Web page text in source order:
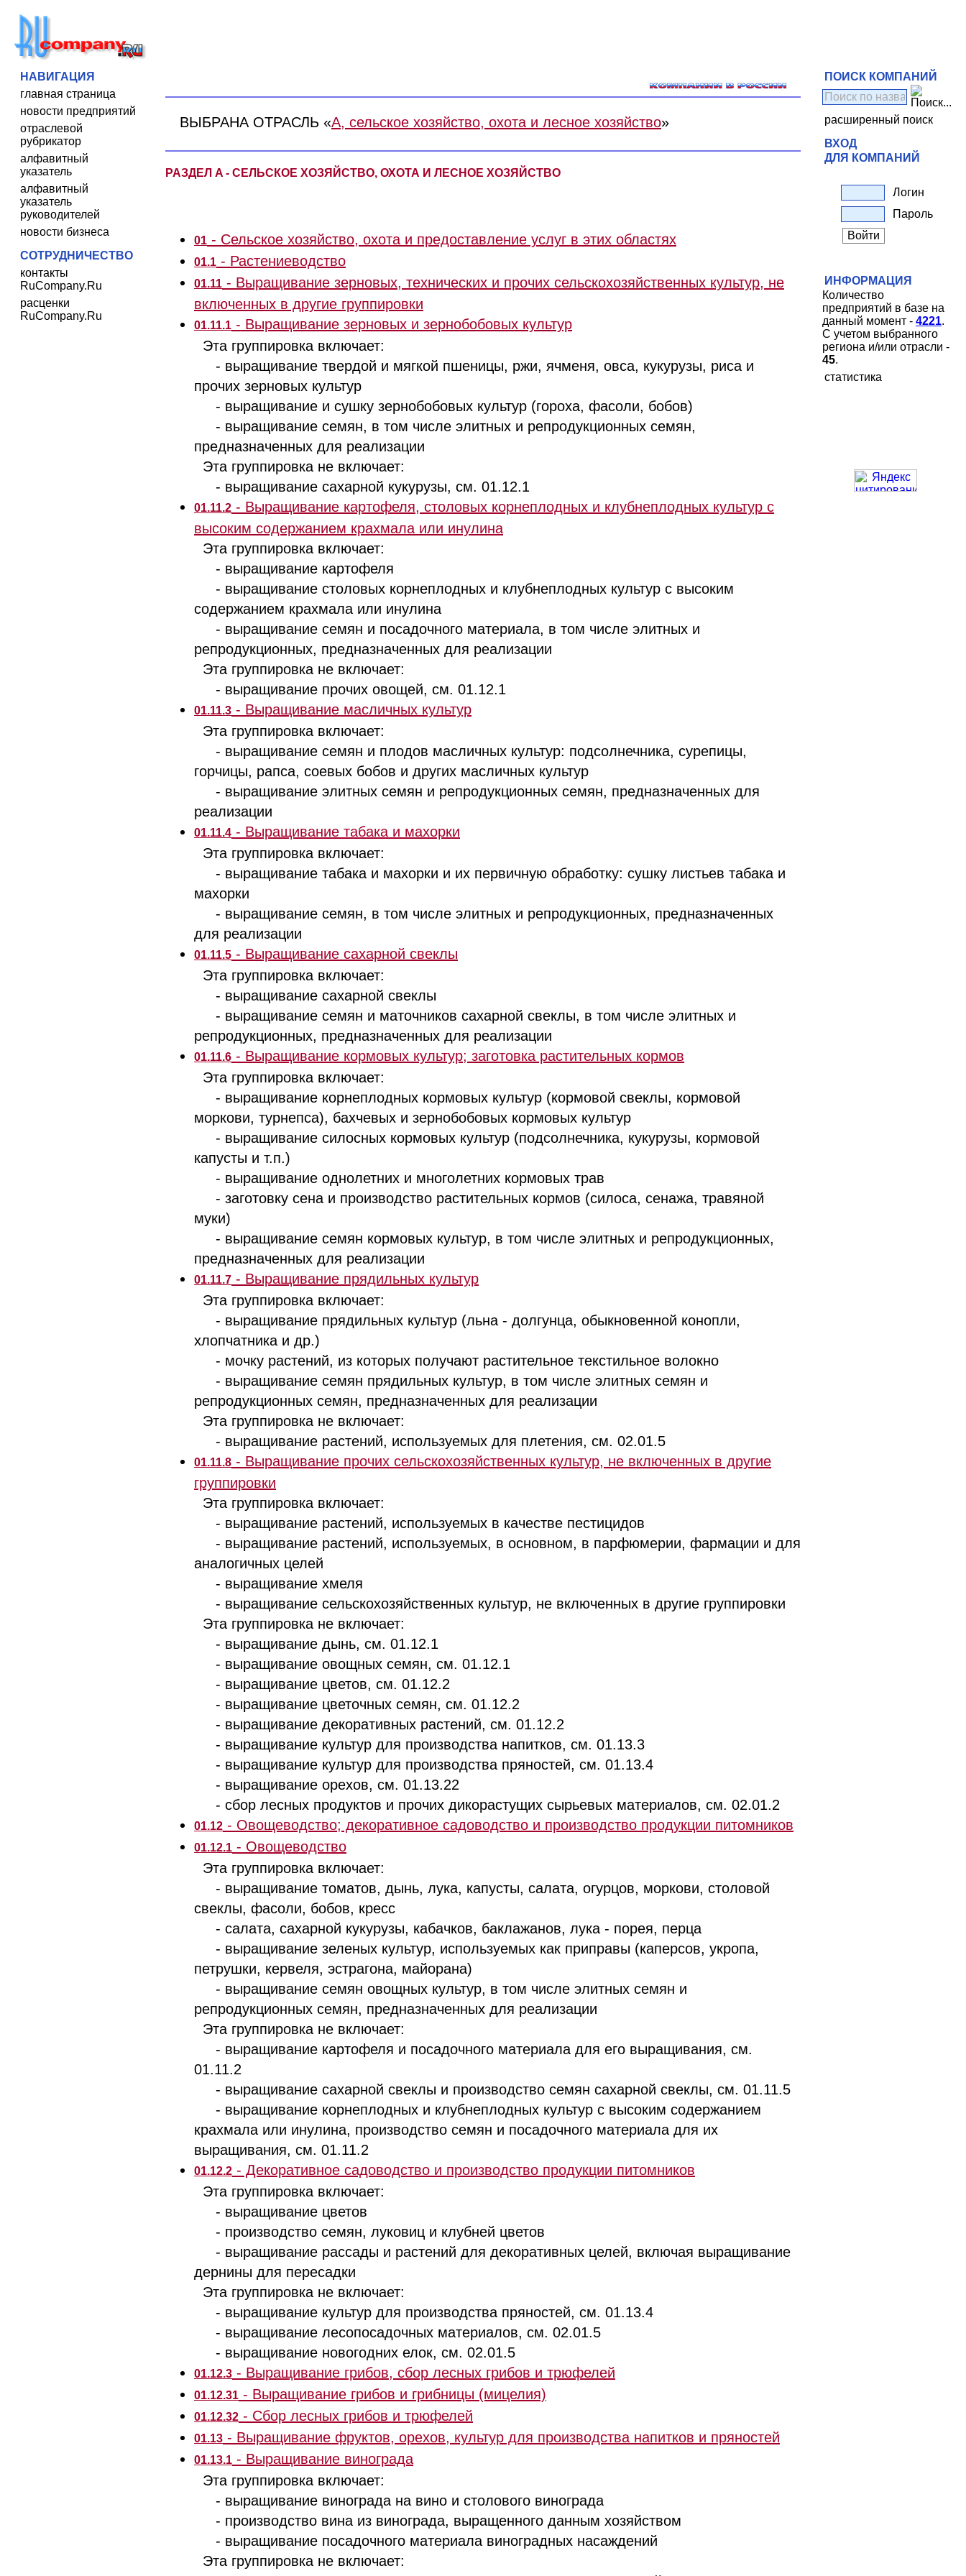
НАВИГАЦИЯ
главная страница
новости предприятий
отраслевой
рубрикатор
алфавитный
указатель
алфавитный
указатель
руководителей
новости бизнеса
СОТРУДНИЧЕСТВО
контакты
RuCompany.Ru
расценки
RuCompany.Ru
ВЫБРАНА ОТРАСЛЬ «A, сельское хозяйство, охота и лесное хозяйство»
РАЗДЕЛ A - СЕЛЬСКОЕ ХОЗЯЙСТВО, ОХОТА И ЛЕСНОЕ ХОЗЯЙСТВО
01 - Сельское хозяйство, охота и предоставление услуг в этих областях
01.1 - Растениеводство
01.11 - Выращивание зерновых, технических и прочих сельскохозяйственных культур, не
включенных в другие группировки
01.11.1 - Выращивание зерновых и зернобобовых культур
Эта группировка включает:
- выращивание твердой и мягкой пшеницы, ржи, ячменя, овса, кукурузы, риса и
прочих зерновых культур
- выращивание и сушку зернобобовых культур (гороха, фасоли, бобов)
- выращивание семян, в том числе элитных и репродукционных семян,
предназначенных для реализации
Эта группировка не включает:
- выращивание сахарной кукурузы, см. 01.12.1
01.11.2 - Выращивание картофеля, столовых корнеплодных и клубнеплодных культур с
высоким содержанием крахмала или инулина
Эта группировка включает:
- выращивание картофеля
- выращивание столовых корнеплодных и клубнеплодных культур с высоким
содержанием крахмала или инулина
- выращивание семян и посадочного материала, в том числе элитных и
репродукционных, предназначенных для реализации
Эта группировка не включает:
- выращивание прочих овощей, см. 01.12.1
01.11.3 - Выращивание масличных культур
Эта группировка включает:
- выращивание семян и плодов масличных культур: подсолнечника, сурепицы,
горчицы, рапса, соевых бобов и других масличных культур
- выращивание элитных семян и репродукционных семян, предназначенных для
реализации
01.11.4 - Выращивание табака и махорки
Эта группировка включает:
- выращивание табака и махорки и их первичную обработку: сушку листьев табака и
махорки
- выращивание семян, в том числе элитных и репродукционных, предназначенных
для реализации
01.11.5 - Выращивание сахарной свеклы
Эта группировка включает:
- выращивание сахарной свеклы
- выращивание семян и маточников сахарной свеклы, в том числе элитных и
репродукционных, предназначенных для реализации
01.11.6 - Выращивание кормовых культур; заготовка растительных кормов
Эта группировка включает:
- выращивание корнеплодных кормовых культур (кормовой свеклы, кормовой
моркови, турнепса), бахчевых и зернобобовых кормовых культур
- выращивание силосных кормовых культур (подсолнечника, кукурузы, кормовой
капусты и т.п.)
- выращивание однолетних и многолетних кормовых трав
- заготовку сена и производство растительных кормов (силоса, сенажа, травяной
муки)
- выращивание семян кормовых культур, в том числе элитных и репродукционных,
предназначенных для реализации
01.11.7 - Выращивание прядильных культур
Эта группировка включает:
- выращивание прядильных культур (льна - долгунца, обыкновенной конопли,
хлопчатника и др.)
- мочку растений, из которых получают растительное текстильное волокно
- выращивание семян прядильных культур, в том числе элитных семян и
репродукционных семян, предназначенных для реализации
Эта группировка не включает:
- выращивание растений, используемых для плетения, см. 02.01.5
01.11.8 - Выращивание прочих сельскохозяйственных культур, не включенных в другие
группировки
Эта группировка включает:
- выращивание растений, используемых в качестве пестицидов
- выращивание растений, используемых, в основном, в парфюмерии, фармации и для
аналогичных целей
- выращивание хмеля
- выращивание сельскохозяйственных культур, не включенных в другие группировки
Эта группировка не включает:
- выращивание дынь, см. 01.12.1
- выращивание овощных семян, см. 01.12.1
- выращивание цветов, см. 01.12.2
- выращивание цветочных семян, см. 01.12.2
- выращивание декоративных растений, см. 01.12.2
- выращивание культур для производства напитков, см. 01.13.3
- выращивание культур для производства пряностей, см. 01.13.4
- выращивание орехов, см. 01.13.22
- сбор лесных продуктов и прочих дикорастущих сырьевых материалов, см. 02.01.2
01.12 - Овощеводство; декоративное садоводство и производство продукции питомников
01.12.1 - Овощеводство
Эта группировка включает:
- выращивание томатов, дынь, лука, капусты, салата, огурцов, моркови, столовой
свеклы, фасоли, бобов, кресс
- салата, сахарной кукурузы, кабачков, баклажанов, лука - порея, перца
- выращивание зеленых культур, используемых как приправы (каперсов, укропа,
петрушки, кервеля, эстрагона, майорана)
- выращивание семян овощных культур, в том числе элитных семян и
репродукционных семян, предназначенных для реализации
Эта группировка не включает:
- выращивание картофеля и посадочного материала для его выращивания, см.
01.11.2
- выращивание сахарной свеклы и производство семян сахарной свеклы, см. 01.11.5
- выращивание корнеплодных и клубнеплодных культур с высоким содержанием
крахмала или инулина, производство семян и посадочного материала для их
выращивания, см. 01.11.2
01.12.2 - Декоративное садоводство и производство продукции питомников
Эта группировка включает:
- выращивание цветов
- производство семян, луковиц и клубней цветов
- выращивание рассады и растений для декоративных целей, включая выращивание
дернины для пересадки
Эта группировка не включает:
- выращивание культур для производства пряностей, см. 01.13.4
- выращивание лесопосадочных материалов, см. 02.01.5
- выращивание новогодних елок, см. 02.01.5
01.12.3 - Выращивание грибов, сбор лесных грибов и трюфелей
01.12.31 - Выращивание грибов и грибницы (мицелия)
01.12.32 - Сбор лесных грибов и трюфелей
01.13 - Выращивание фруктов, орехов, культур для производства напитков и пряностей
01.13.1 - Выращивание винограда
Эта группировка включает:
- выращивание винограда на вино и столового винограда
- производство вина из винограда, выращенного данным хозяйством
- выращивание посадочного материала виноградных насаждений
Эта группировка не включает:
ПОИСК КОМПАНИЙ
расширенный поиск
ВХОД
ДЛЯ КОМПАНИЙ
Логин
Пароль
ИНФОРМАЦИЯ
Количество
предприятий в базе на
данный момент - 4221.
С учетом выбранного
региона и/или отрасли -
45.
статистика